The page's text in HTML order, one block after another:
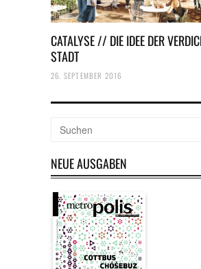
CATALYSE // DIE IDEE DER
STADT
26. SEPTEMBER 2016
NEUE AUSGABEN